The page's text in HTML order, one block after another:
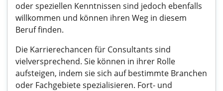
oder speziellen Kenntnissen sind jedoch ebenfalls
willkommen und können ihren Weg in diesem
Beruf finden.
Die Karrierechancen für Consultants sind
vielversprechend. Sie können in ihrer Rolle
aufsteigen, indem sie sich auf bestimmte Branchen
oder Fachgebiete spezialisieren. Fort- und